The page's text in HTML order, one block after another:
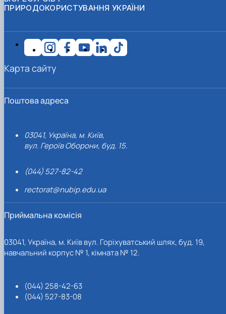
ПРИРОДОКОРИСТУВАННЯ УКРАЇНИ
Поштова адреса
03041, Україна, м. Київ,
вул. Героїв Оборони, буд. 15.
(044) 527-82-42
rectorat@nubip.edu.ua
Приймальна комісія
03041, Україна, м. Київ вул. Горіхуватський шлях, буд. 19,
навчальний корпус № 1, кімната № 12.
(044) 258-42-63
(044) 527-83-08
Карта сайту